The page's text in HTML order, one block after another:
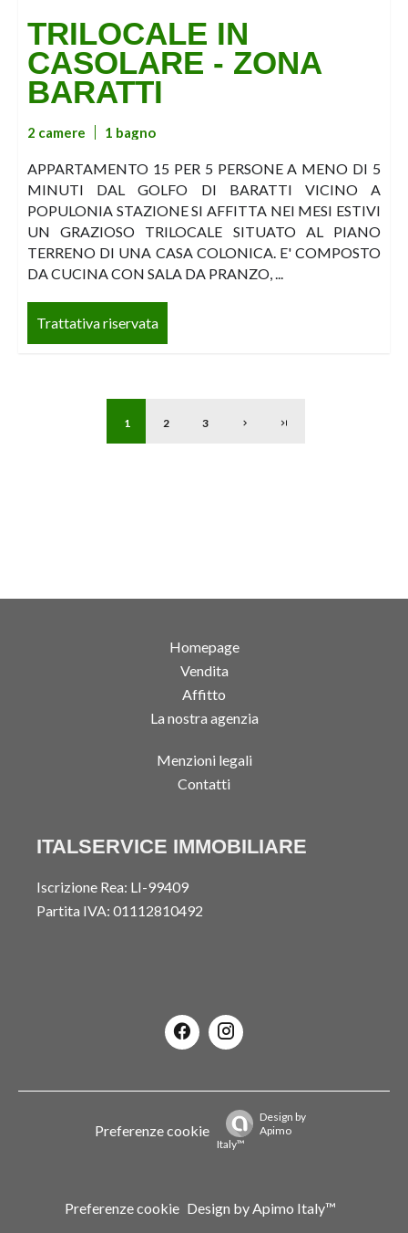
TRILOCALE IN
CASOLARE - ZONA
BARATTI
2 camere 1 bagno
APPARTAMENTO 15 PER 5 PERSONE A MENO DI 5
MINUTI DAL GOLFO DI BARATTI VICINO A
POPULONIA STAZIONE SI AFFITTA NEI MESI ESTIVI
UN GRAZIOSO TRILOCALE SITUATO AL PIANO
TERRENO DI UNA CASA COLONICA. E' COMPOSTO
DA CUCINA CON SALA DA PRANZO, ...
Trattativa riservata
1 2 3
Homepage
Vendita
Affitto
La nostra agenzia
Menzioni legali
Contatti
ITALSERVICE IMMOBILIARE
Iscrizione Rea: LI-99409
Partita IVA: 01112810492
Preferenze cookie
Design by
Apimo
Italy™
Preferenze cookie Design byApimo Italy™